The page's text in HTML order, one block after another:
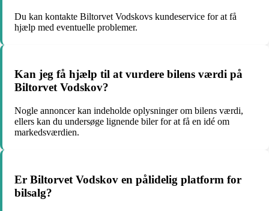
Du kan kontakte Biltorvet Vodskovs kundeservice for at få
hjælp med eventuelle problemer.
Kan jeg få hjælp til at vurdere bilens værdi på
Biltorvet Vodskov?
Nogle annoncer kan indeholde oplysninger om bilens værdi,
ellers kan du undersøge lignende biler for at få en idé om
markedsværdien.
Er Biltorvet Vodskov en pålidelig platform for
bilsalg?